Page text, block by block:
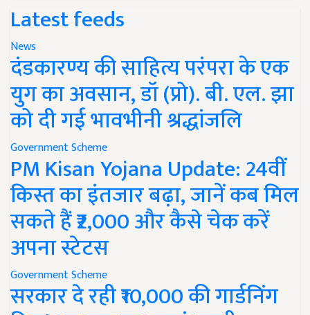
Latest feeds
News
दंडकारण्य की साहित्य परंपरा के एक
युग का अवसान, डॉ (प्रो). बी. एल. झा
को दी गई भावभीनी श्रद्धांजलि
Government Scheme
PM Kisan Yojana Update: 24वीं
किस्त का इंतजार बढ़ा, जानें कब मिल
सकते हैं ₹2,000 और कैसे चेक करें
अपना स्टेटस
Government Scheme
सरकार दे रही ₹10,000 की गार्डनिंग